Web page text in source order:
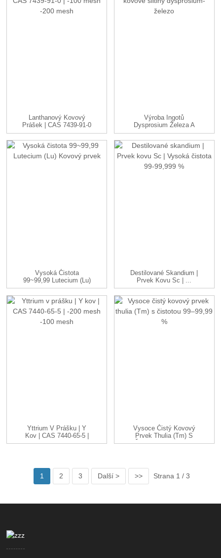
Lanthanový Kovový
Prášek | CAS 7439-91-0
| -100me...
Výroba Ingotů
Dysprosium Železa A
Kovové Slitiny DyFe...
Vysoká Čistota
99~99,99 Lutecium (Lu)
Kovový Prvek
Destilované Skandium |
Prvek Kovu Sc | ...
Yttrium V ​​prášku | Y
Kov | CAS 7440-65-5 |
-200...
Vysoce Čistý Kovový
Prvek Thulia (Tm) S
Čistotou 99–99,99 %
1 2 3 Další > >> Strana 1 / 3